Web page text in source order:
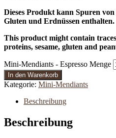
Dieses Produkt kann Spuren
Gluten und Erdnüssen enthalten.
This product might contain
proteins, sesame, gluten and
Mini-Mendiants - Espresso Menge
In den Warenkorb
Kategorie: Mini-Mendiants
Beschreibung
Beschreibung